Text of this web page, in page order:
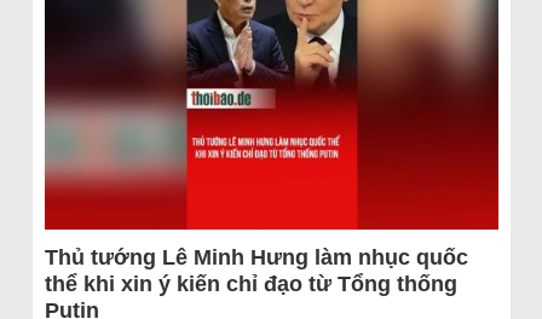
Thủ tướng Lê Minh Hưng làm nhục quốc
thể khi xin ý kiến chỉ đạo từ Tổng thống
Putin